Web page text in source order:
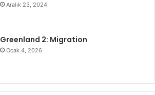
Aralık 23, 2024
Greenland 2: Migration
Ocak 4, 2026